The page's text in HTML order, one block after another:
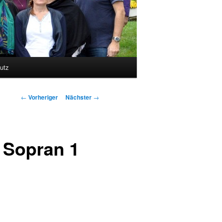
Beitragsnavigation
← Vorheriger Nächster →
1